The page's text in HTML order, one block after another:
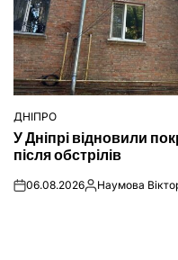
ОПУБЛІКУВАТИ
У
ДНІПРО
У Дніпрі відновили
після обстрілів
on06.08.2026Опубліковано
Наумова